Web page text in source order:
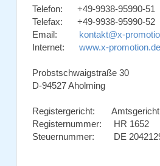
Telefon: +49-9938-95990-51
Telefax: +49-9938-95990-52
Email: kontakt@x-
Internet: www.x-promotion.de
Probstschwaigstraße 30
D-94527 Aholming
Registergericht: Amtsgericht
Registernummer: HR 1652
Steuernummer: DE